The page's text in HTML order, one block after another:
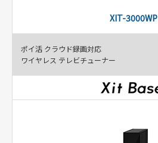
XIT-3000WP
ポイ活 クラウド録画対応
ワイヤレス テレビチューナー